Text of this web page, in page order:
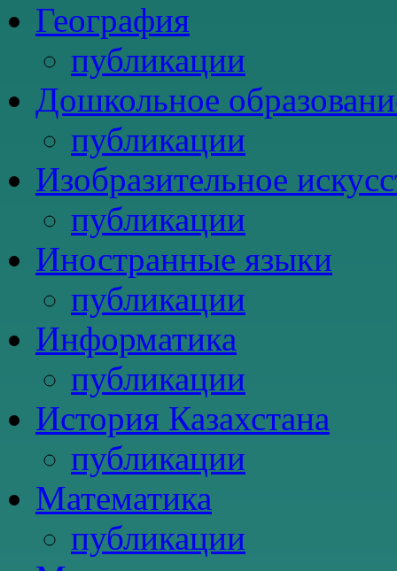
География
публикации
Дошкольное
публикации
Изобразительное
публикации
Иностранные языки
публикации
Информатика
публикации
История Казахстана
публикации
Математика
публикации